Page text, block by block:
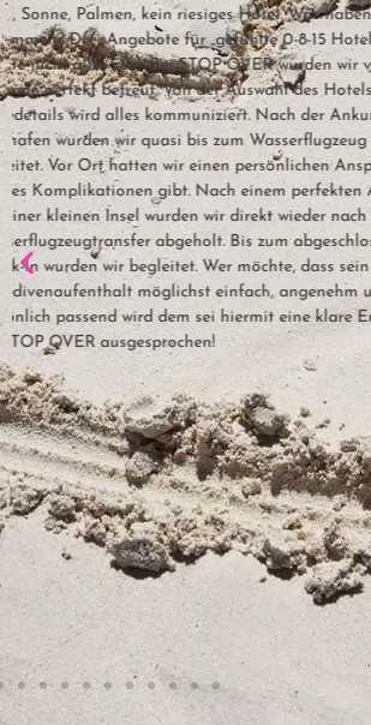
ab! Details, von denen wir nicht mal wussten,
Wert legen würden, wurden mitgedacht.
und Beantworten jeder noch so kleinen
Telefonat und jeder (super schnell)
Empfehlung der absolut richtigen Insel für
Die permanente Erreichbarkeit für alle
während unseres Aufenthalts. Immer wieder
REISEN, wenn es auf die Malediven geht,
Und dabei ein weinendes Auge, dass „nur“ die
Malediven-Reise und nicht noch so viel mehr
OVER-Team gebucht werden kann! ☺️